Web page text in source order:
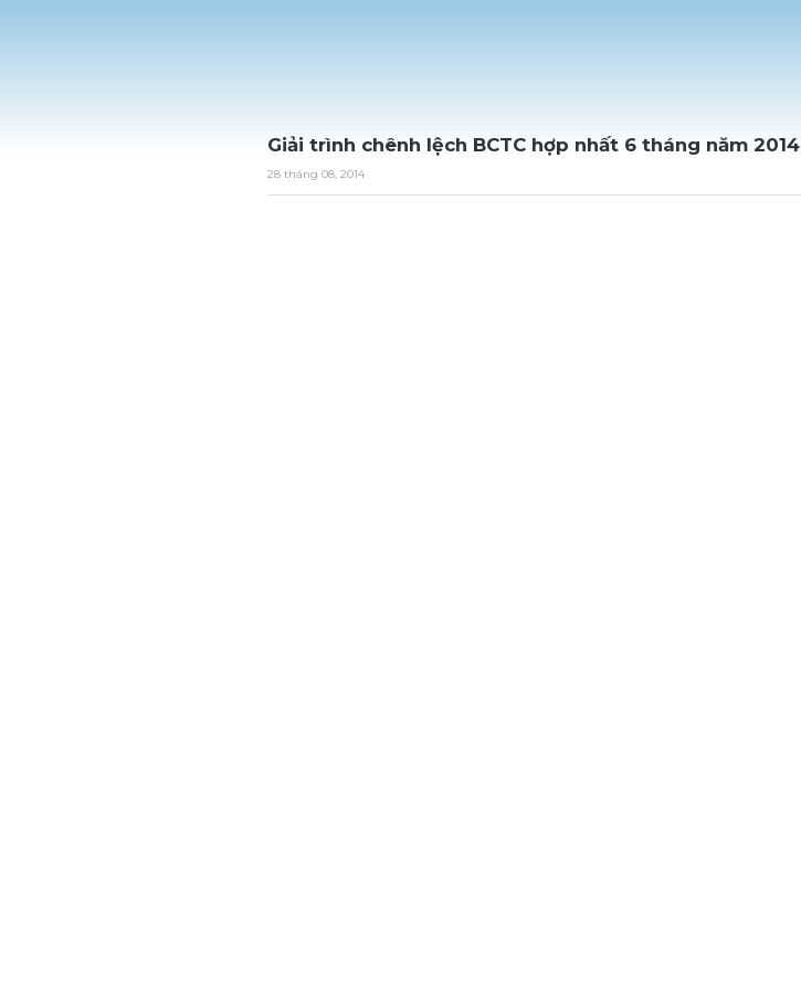
Giải trình chênh lệch BCTC hợp nhất 6 tháng năm 2014
28 tháng 08, 2014